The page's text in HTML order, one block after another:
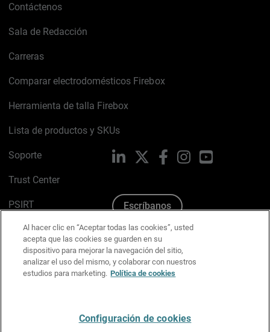
Contáctenos
Sala de Redacción
Carreras
Comparar electrodomésticos Firebox
Herramienta de talla Firebox
Lista de productos y SKUs
Soporte
Trust Center
PSIRT
Política de cookies
Política de privacidad
Kit de medios y marca
LinkedIn FacebookInstagramYouTube
Escríbanos
Al hacer clic en “Aceptar todas las cookies”, usted
acepta que las cookies se guarden en su
dispositivo para mejorar la navegación del sitio,
analizar el uso del mismo, y colaborar con nuestros
estudios para marketing. Política de cookies
Configuración de cookies